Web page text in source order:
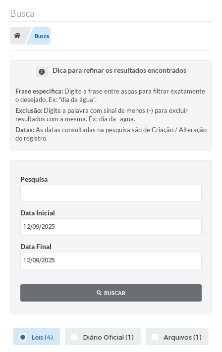
Publicações
Mapa do Site
Ouvidoria
SIC
Notícias
Conselho Tutelar.
Carta de Serviços
Obras
Galeria de Vídeos
Busca
Busca
Dica para refinar os resultados encontrados
Frase específica: Digite a frase entre aspas para filtrar exatamente
o desejado. Ex: "dia da água".
Exclusão: Digite a palavra com sinal de menos (-) para excluir
resultados com a mesma. Ex: dia da -agua.
Datas:As datas consultadas na pesquisa são de Criação / Alteração
do registro.
Pesquisa
Data Inicial
Data Final
BUSCAR
Leis (4) Diário Oficial (1) Arquivos (1)